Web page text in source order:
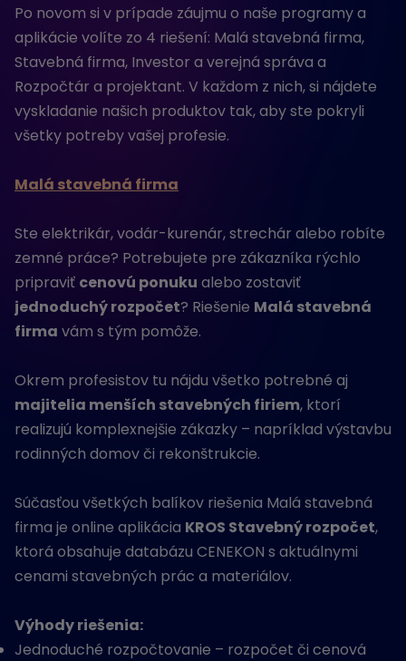
Po novom si v prípade záujmu o naše programy a
aplikácie volíte zo 4 riešení: Malá stavebná firma,
Stavebná firma, Investor a verejná správa a
Rozpočtár a projektant. V každom z nich, si nájdete
vyskladanie našich produktov tak, aby ste pokryli
všetky potreby vašej profesie.
Malá stavebná firma
Ste elektrikár, vodár-kurenár, strechár alebo robíte
zemné práce? Potrebujete pre zákazníka rýchlo
pripraviť cenovú ponuku alebo zostaviť
jednoduchý rozpočet? Riešenie Malá stavebná
firma vám s tým pomôže.
Okrem profesistov tu nájdu všetko potrebné aj
majitelia menších stavebných firiem, ktorí
realizujú komplexnejšie zákazky – napríklad výstavbu
rodinných domov či rekonštrukcie.
Súčasťou všetkých balíkov riešenia Malá stavebná
firma je online aplikácia KROS Stavebný rozpočet,
ktorá obsahuje databázu CENEKON s aktuálnymi
cenami stavebných prác a materiálov.
Výhody riešenia:
Jednoduché rozpočtovanie – rozpočet či cenová